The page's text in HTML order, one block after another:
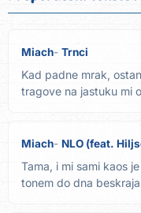
Miach Trnci
Kad padne mrak,
tragove na jastuku mi
Miach NLO (feat.
Tama, i mi sami kaos
tonem do dna